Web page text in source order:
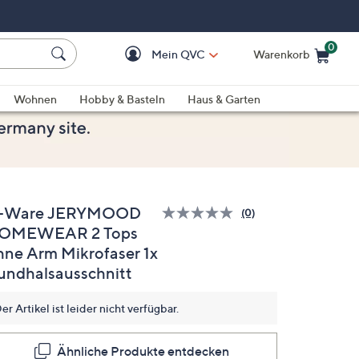
Mein QVC Warenkorb
0
Wohnen Hobby & Basteln
Haus & Garten
Ware JERYMOOD
2 Tops
Arm Mikrofaser 1x
Bisher
auf
(0)
Artikel ist leider nicht verfügbar.
Ähnliche Produkte entdecken